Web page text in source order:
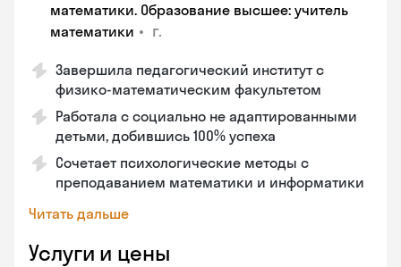
математики. Образование высшее: учитель
математики • г.
Завершила педагогический институт с
физико-математическим факультетом
Работала с социально не адаптированными
детьми, добившись 100% успеха
Сочетает психологические методы с
преподаванием математики и информатики
Читать дальше
Услуги и цены